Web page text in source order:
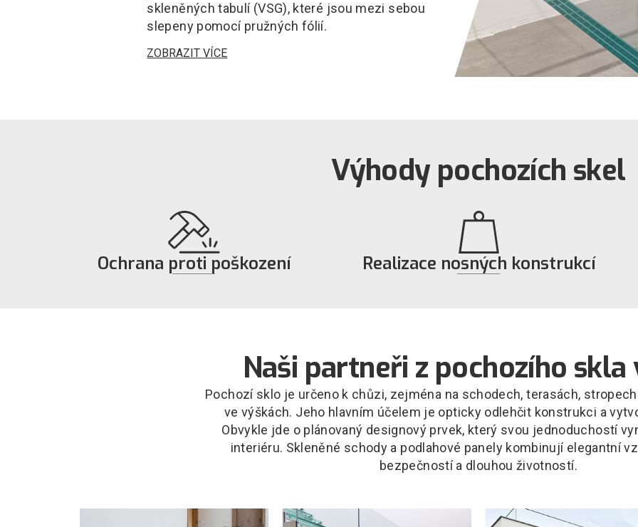
skleněných tabulí (VSG), které jsou mezi sebou
slepeny pomocí pružných fólií.
ZOBRAZIT VÍCE
Výhody pochozích skel
Ochrana proti poškození Realizace nosných konstrukcí
Naši partneři z pochozího
Pochozí sklo je určeno k chůzi, zejména na schodech, terasách,
ve výškách. Jeho hlavním účelem je opticky odlehčit konstrukci a
Obvykle jde o plánovaný designový prvek, který svou jednoduchostí
interiéru. Skleněné schody a podlahové panely kombinují elegantní
bezpečností a dlouhou životností.